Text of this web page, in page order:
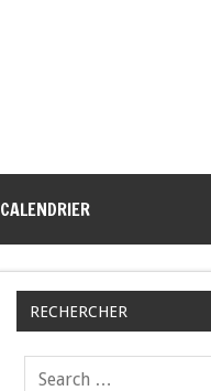
CALENDRIER
RECHERCHER